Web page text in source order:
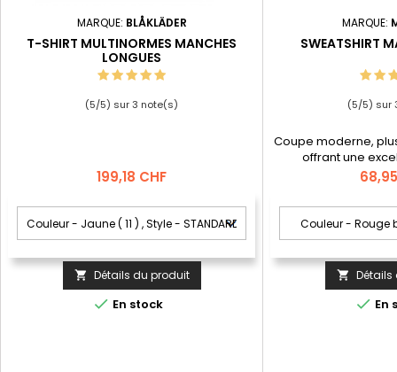
MARQUE: BLÅKLÄDER
T-SHIRT MULTINORMES MANCHES
LONGUES
(5/5) sur3 note(s)
Prix
199,18 CHF
 Détails du produit
 En stock
MARQUE:
SWEATSHIRT
(5/5) sur
Coupe moderne,
offrant une
mouvement.;
spacieuses.; Taille
côtelée.; Col
Prix
 Détails
 En